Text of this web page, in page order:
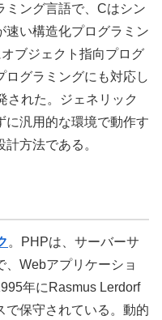
ミング言語で、Cはシン
速い構造化プログラミン
ブジェクト指向プログ
ログラミングにも対応し
された。ジェネリック
に汎用的な環境で動作す
方法である。
。
PHPは、サーバーサ
、Webアプリケーショ
年にRasmus Lerdorf
で保守されている。動的